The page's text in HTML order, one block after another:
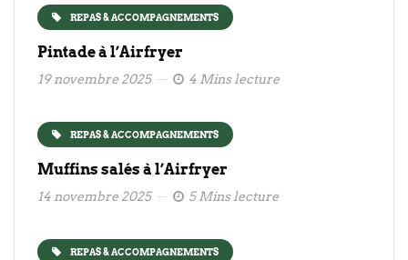
REPAS & ACCOMPAGNEMENTS
Pintade à l’Airfryer
19 novembre 2025 4 Mins lecture
REPAS & ACCOMPAGNEMENTS
Muffins salés à l’Airfryer
14 novembre 2025 5 Mins lecture
REPAS & ACCOMPAGNEMENTS